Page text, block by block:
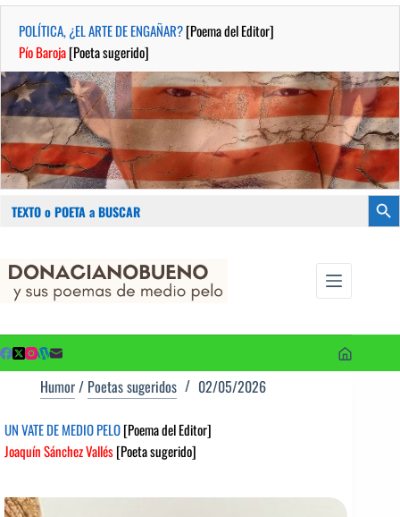
POLÍTICA, ¿EL ARTE DE ENGAÑAR?[Poema del Editor]
Pío Baroja[Poeta sugerido]
contenido
Humor/ Poetas sugeridos 02/05/2026
UN VATE DE MEDIO PELO[Poema del Editor]
Joaquín Sánchez Vallés[Poeta sugerido]